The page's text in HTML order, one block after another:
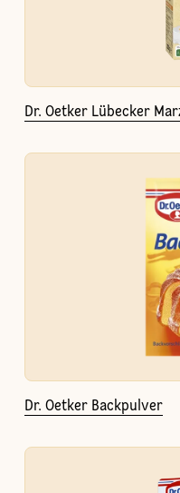
Dr. Oetker Lübecker
Dr. Oetker Backpulver